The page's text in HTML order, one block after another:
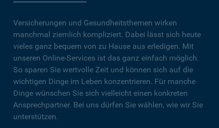
Versicherungen und Gesundheitsthemen wirken
manchmal ziemlich kompliziert. Dabei lässt sich heute
vieles ganz bequem von zu Hause aus erledigen. Mit
unseren Online-Services ist das ganz einfach möglich.
So sparen Sie wertvolle Zeit und können sich auf die
wichtigen Dinge im Leben konzentrieren. Für manche
Dinge wünschen Sie sich vielleicht einen konkreten
Ansprechpartner. Bei uns dürfen Sie wählen, wie wir Sie
unterstützen.